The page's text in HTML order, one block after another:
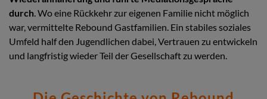
durch. Wo eine Rückkehr zur eigenen Familie nicht möglich
war, vermittelte Rebound Gastfamilien. Ein stabiles soziales
Umfeld half den Jugendlichen dabei, Vertrauen zu entwickeln
und langfristig wieder Teil der Gesellschaft zu werden.